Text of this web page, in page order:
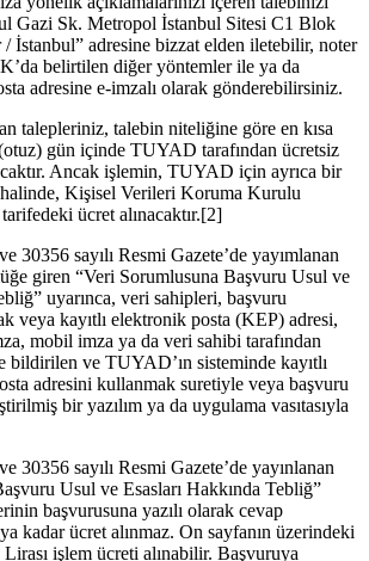
Gazi Sk. Metropol İstanbul Sitesi C1 Blok
İstanbul” adresine bizzat elden iletebilir, noter
belirtilen diğer yöntemler ile ya da
adresine e-imzalı olarak gönderebilirsiniz.
talepleriniz, talebin niteliğine göre en kısa
gün içinde TUYAD tarafından ücretsiz
Ancak işlemin, TUYAD için ayrıca bir
Kişisel Verileri Koruma Kurulu
ücret alınacaktır.[2]
30356 sayılı Resmi Gazete’de yayımlanan
giren “Veri Sorumlusuna Başvuru Usul ve
uyarınca, veri sahipleri, başvuru
veya kayıtlı elektronik posta (KEP) adresi,
mobil imza ya da veri sahibi tarafından
bildirilen ve TUYAD’ın sisteminde kayıtlı
adresini kullanmak suretiyle veya başvuru
bir yazılım ya da uygulama vasıtasıyla
30356 sayılı Resmi Gazete’de yayınlanan
Usul ve Esasları Hakkında Tebliğ”
başvurusuna yazılı olarak cevap
kadar ücret alınmaz. On sayfanın üzerindeki
işlem ücreti alınabilir. Başvuruya